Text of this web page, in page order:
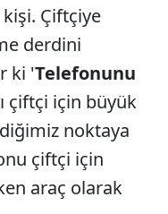
Çiftçiye
derdini
ki 'Telefonunu
çiftçi için büyük
noktaya
çiftçi için
araç olarak